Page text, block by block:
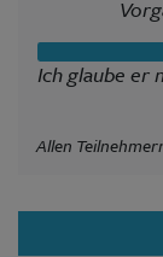
Ich glaube er
Allen